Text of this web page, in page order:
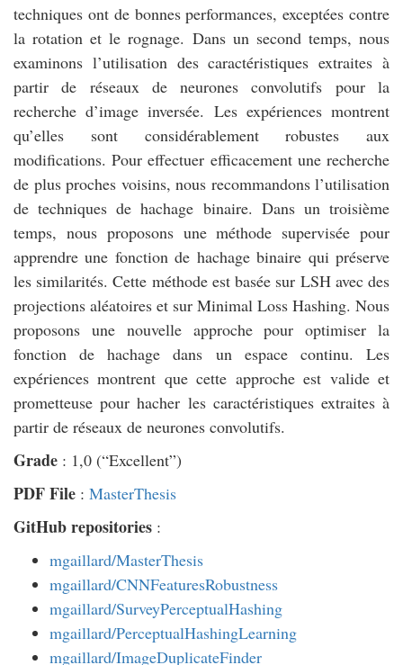
techniques ont de bonnes performances, exceptées contre
la rotation et le rognage. Dans un second temps, nous
examinons l’utilisation des caractéristiques extraites à
partir de réseaux de neurones convolutifs pour la
recherche d’image inversée. Les expériences montrent
qu’elles sont considérablement robustes aux
modifications. Pour effectuer efficacement une recherche
de plus proches voisins, nous recommandons l’utilisation
de techniques de hachage binaire. Dans un troisième
temps, nous proposons une méthode supervisée pour
apprendre une fonction de hachage binaire qui préserve
les similarités. Cette méthode est basée sur LSH avec des
projections aléatoires et sur Minimal Loss Hashing. Nous
proposons une nouvelle approche pour optimiser la
fonction de hachage dans un espace continu. Les
expériences montrent que cette approche est valide et
prometteuse pour hacher les caractéristiques extraites à
partir de réseaux de neurones convolutifs.
Grade : 1,0 (“Excellent”)
PDF File : MasterThesis
GitHub repositories :
mgaillard/MasterThesis
mgaillard/CNNFeaturesRobustness
mgaillard/SurveyPerceptualHashing
mgaillard/PerceptualHashingLearning
mgaillard/ImageDuplicateFinder